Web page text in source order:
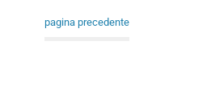
pagina precedente